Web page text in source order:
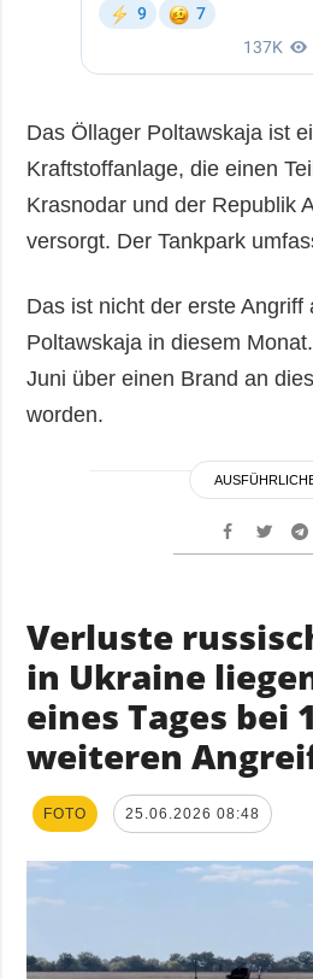
Das Öllager Poltawskaja ist
Kraftstoffanlage, die einen
Krasnodar und der Republik
versorgt. Der Tankpark
Das ist nicht der erste Angriff
Poltawskaja in diesem
Juni über einen Brand an
worden.
Verluste
in Ukraine
eines Tages bei
weiteren
FOTO 25.06.2026 08:48